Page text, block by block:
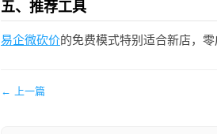
五、推荐工具
易企微砍价的免费模式特别适合新店，
← 上一篇